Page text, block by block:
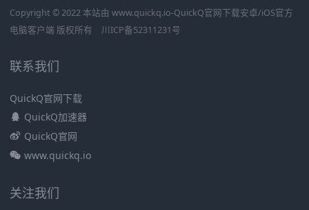
Copyright © 2022 本站由 www.quickq.io-QuickQ官网下载安卓/iOS官方
电脑客户端 版权所有
川ICP备52311231号
联系我们
QuickQ官网下载
QuickQ加速器
QuickQ官网
www.quickq.io
关注我们